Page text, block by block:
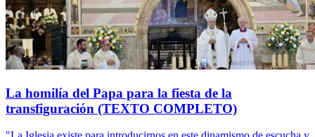
La homilía del Papa para la fiesta de la
transfiguración (TEXTO COMPLETO)